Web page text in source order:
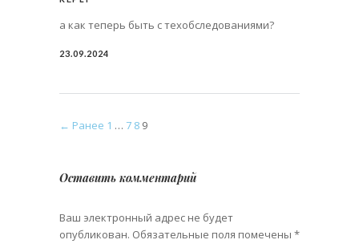
а как теперь быть с техобследованиями?
23.09.2024
← Ранее 1 … 7 8 9
Оставить комментарий
Ваш электронный адрес не будет
опубликован. Обязательные поля помечены *